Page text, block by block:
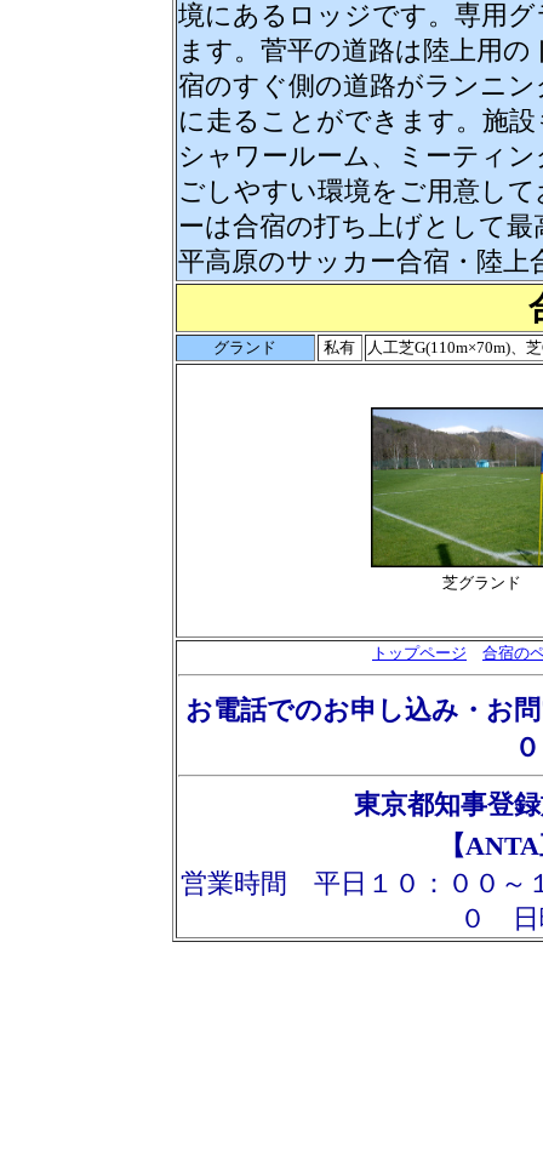
境にあるロッジです。専用
ます。菅平の道路は陸上用
宿のすぐ側の道路がランニ
に走ることができます。施
シャワールーム、ミーティ
ごしやすい環境をご用意し
ーは合宿の打ち上げとして
平高原のサッカー合宿・陸
グランド 私有 人工芝G(110m×70m)、
芝グランド
トップページ 合宿の
お電話でのお申し込み・お
東京都知事登
【ANTA
営業時間 平日１０：００～
０ 日